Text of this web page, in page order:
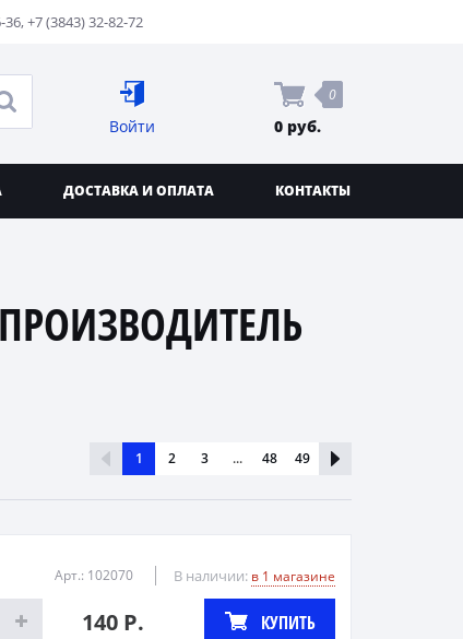
36,+7 (3843) 32-82-72
Войти
0
0 руб.
ДОСТАВКА И ОПЛАТА КОНТАКТЫ
1 2 3 ... 48 49
Арт.: 102070 В наличии: в 1 магазине
140 Р. КУПИТЬ